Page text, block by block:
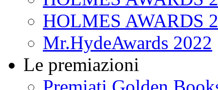
HOLMES AWARDS
Mr.HydeAwards 2022
Le premiazioni